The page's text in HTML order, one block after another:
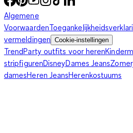
Algemene
Voorwaarden
vermeldingen Cookie-instellingen
TrendParty outfits voor heren
stripfigurenDisneyDames Jeans
damesHeren JeansHerenkostuums